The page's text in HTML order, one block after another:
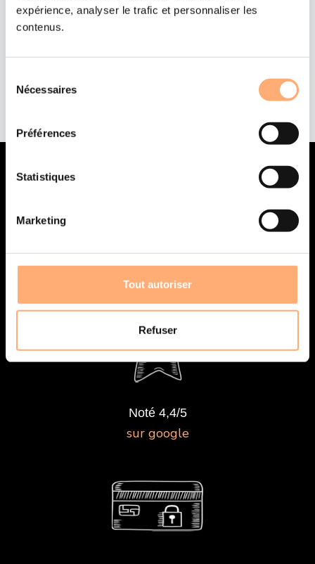
expérience, analyser le trafic et personnaliser les
contenus.
Nécessaires
Préférences
Statistiques
Marketing
Tout autoriser
Refuser
 Fruits à coques
 Expédiable
Savoir-faire artisanal
Noté 4,4/5
sur google